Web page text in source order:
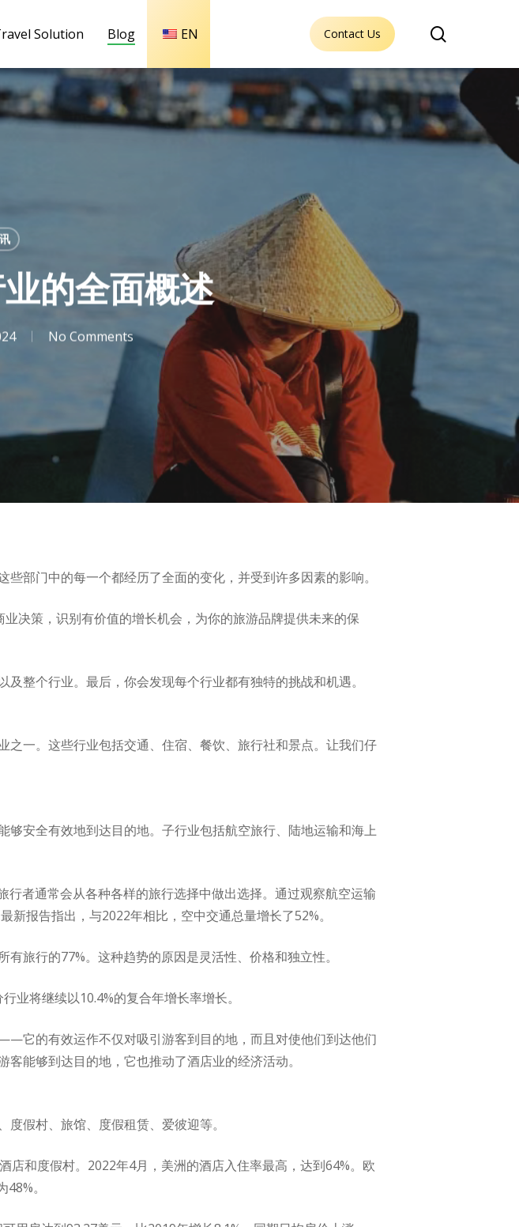
Solution Blog EN Contact Us
的全面概述
No Comments
部门中的每一个都经历了全面的变化，并受到许多因素的影响。
决策，识别有价值的增长机会，为你的旅游品牌提供未来的保
整个行业。最后，你会发现每个行业都有独特的挑战和机遇。
一。这些行业包括交通、住宿、餐饮、旅行社和景点。让我们仔
安全有效地到达目的地。子行业包括航空旅行、陆地运输和海上
者通常会从各种各样的旅行选择中做出选择。通过观察航空运输
报告指出，与2022年相比，空中交通总量增长了52%。
旅行的77%。这种趋势的原因是灵活性、价格和独立性。
业将继续以10.4%的复合年增长率增长。
它的有效运作不仅对吸引游客到目的地，而且对使他们到达他们
能够到达目的地，它也推动了酒店业的经济活动。
假村、旅馆、度假租赁、爱彼迎等。
和度假村。2022年4月，美洲的酒店入住率最高，达到64%。欧
。